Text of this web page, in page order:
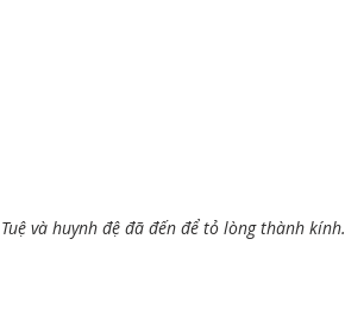
và huynh đệ đã đến để tỏ lòng thành kính.